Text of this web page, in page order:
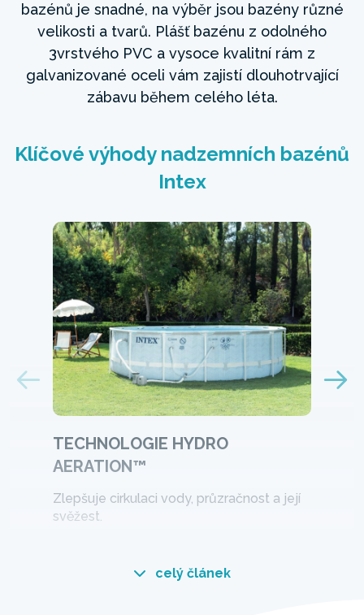
bazénů je snadné, na výběr jsou bazény různé
velikosti a tvarů. Plášť bazénu z odolného
3vrstvého PVC a vysoce kvalitní rám z
galvanizované oceli vám zajistí dlouhotrvající
zábavu během celého léta.
Klíčové výhody nadzemních bazénů
Intex
TECHNOLOGIE HYDRO
AERATION™
Zlepšuje cirkulaci vody, průzračnost a její
svěžest.
celý článek